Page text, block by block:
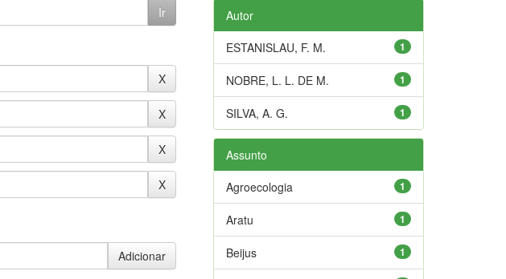
Autor
1
ESTANISLAU, F. M.
1
NOBRE, L. L. DE M.
1
SILVA, A. G.
Assunto
1
Agroecologia
1
Aratu
1
Beijus